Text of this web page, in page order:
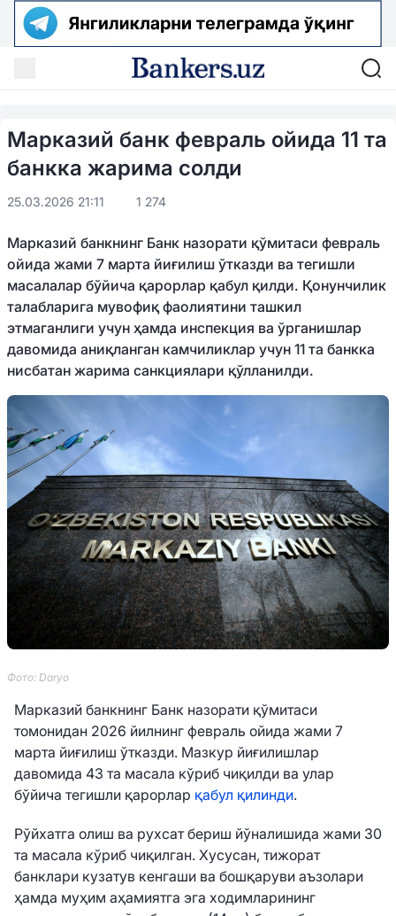
Марказий банк февраль ойида 11 та
банкка жарима солди
25.03.2026 21:11 1 274
Марказий банкнинг Банк назорати қўмитаси февраль
ойида жами 7 марта йиғилиш ўтказди ва тегишли
масалалар бўйича қарорлар қабул қилди. Қонунчилик
талабларига мувофиқ фаолиятини ташкил
этмаганлиги учун ҳамда инспекция ва ўрганишлар
давомида аниқланган камчиликлар учун 11 та банкка
нисбатан жарима санкциялари қўлланилди.
Фото: Daryo
Марказий банкнинг Банк назорати қўмитаси
томонидан 2026 йилнинг февраль ойида жами 7
марта йиғилиш ўтказди. Мазкур йиғилишлар
давомида 43 та масала кўриб чиқилди ва улар
бўйича тегишли қарорлар қабул қилинди.
Рўйхатга олиш ва рухсат бериш йўналишида жами 30
та масала кўриб чиқилган. Хусусан, тижорат
банклари кузатув кенгаши ва бошқаруви аъзолари
ҳамда муҳим аҳамиятга эга ходимларининг